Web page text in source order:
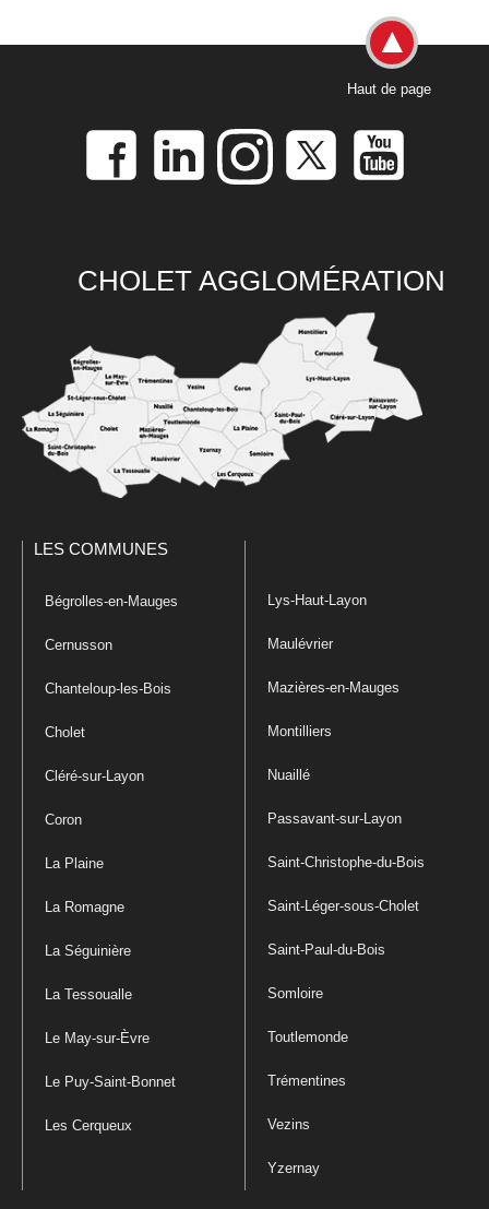
Haut de page
CHOLET AGGLOMÉRATION
LES COMMUNES
Bégrolles-en-Mauges
Cernusson
Chanteloup-les-Bois
Cholet
Cléré-sur-Layon
Coron
La Plaine
La Romagne
La Séguinière
La Tessoualle
Le May-sur-Èvre
Le Puy-Saint-Bonnet
Les Cerqueux
Lys-Haut-Layon
Maulévrier
Mazières-en-Mauges
Montilliers
Nuaillé
Passavant-sur-Layon
Saint-Christophe-du-Bois
Saint-Léger-sous-Cholet
Saint-Paul-du-Bois
Somloire
Toutlemonde
Trémentines
Vezins
Yzernay